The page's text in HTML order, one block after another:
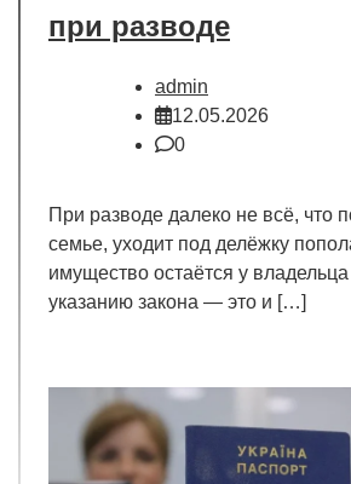
при разводе
admin
12.05.2026
0
При разводе далеко не всё, что
семье, уходит под делёжку
имущество остаётся у
указанию закона — это и […]